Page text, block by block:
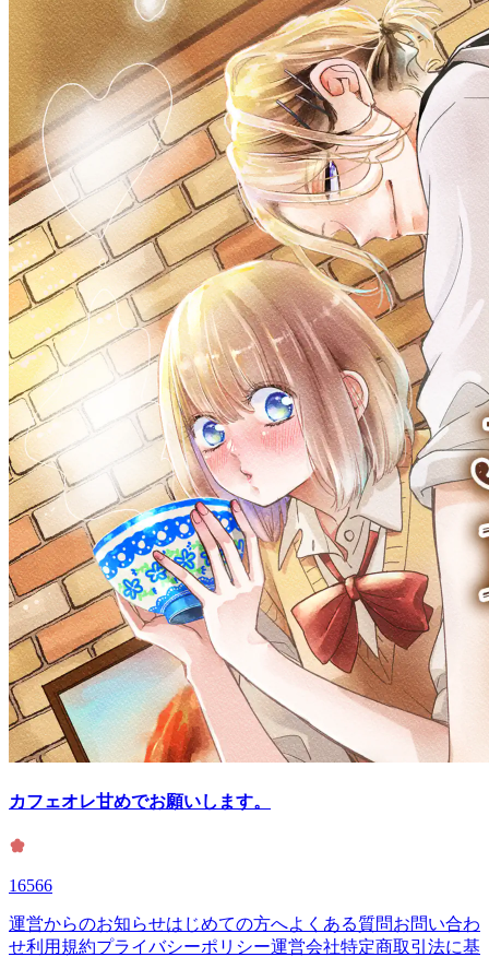
カフェオレ甘めでお願いします。
16566
運営からのお知らせはじめての方へよくある質問お問い合わ
せ利用規約プライバシーポリシー運営会社特定商取引法に基